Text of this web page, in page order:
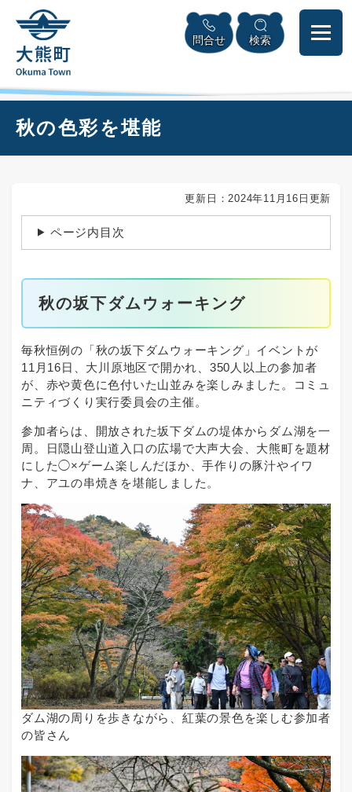
頭
メニューを飛ばして本文へ
問合せ 検索
秋の色彩を堪能
更新日：2024年11月16日更新
ページ内目次
秋の坂下ダムウォーキング
毎秋恒例の「秋の坂下ダムウォーキング」イベントが
11月16日、大川原地区で開かれ、350人以上の参加者
が、赤や黄色に色付いた山並みを楽しみました。コミュ
ニティづくり実行委員会の主催。
参加者らは、開放された坂下ダムの堤体からダム湖を一
周。日隠山登山道入口の広場で大声大会、大熊町を題材
にした◯×ゲーム楽しんだほか、手作りの豚汁やイワ
ナ、アユの串焼きを堪能しました。
ダム湖の周りを歩きながら、紅葉の景色を楽しむ参加者
の皆さん